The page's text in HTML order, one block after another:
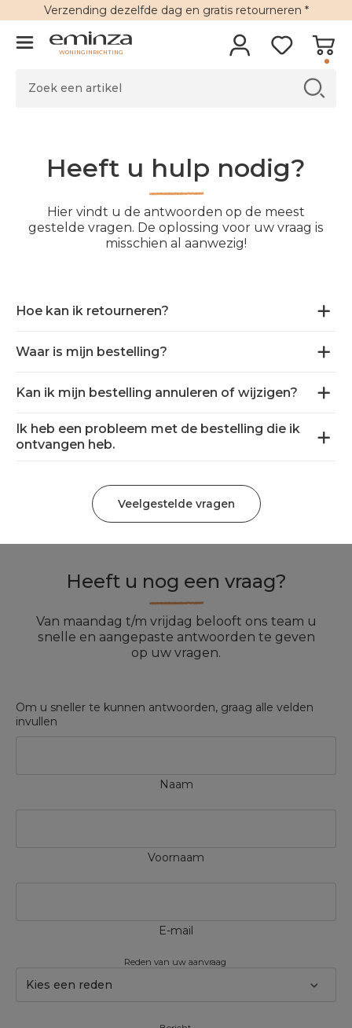
Verzending dezelfde dag en gratis retourneren *
WONINGINRICHTING
Heeft u hulp nodig?
Hier vindt u de antwoorden op de meest
gestelde vragen. De oplossing voor uw vraag is
misschien al aanwezig!
Hoe kan ik retourneren?
Waar is mijn bestelling?
Kan ik mijn bestelling annuleren of wijzigen?
Ik heb een probleem met de bestelling die ik
ontvangen heb.
Veelgestelde vragen
Heeft u nog een vraag?
Van maandag t/m vrijdag belooft ons team u
snelle en aangepaste antwoorden te geven
op uw vragen.
Om u sneller te kunnen antwoorden, graag alle velden
invullen
Naam
Voornaam
E-mail
Reden van uw aanvraag
Kies een reden